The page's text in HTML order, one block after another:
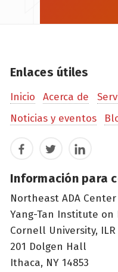
Enlaces útiles
Inicio Acerca de
Noticias y eventos
FacebookTwitterLinkedIn
Información para
Northeast ADA Center
Yang-Tan Institute
Cornell University, ILR
201 Dolgen Hall
Ithaca, NY 14853